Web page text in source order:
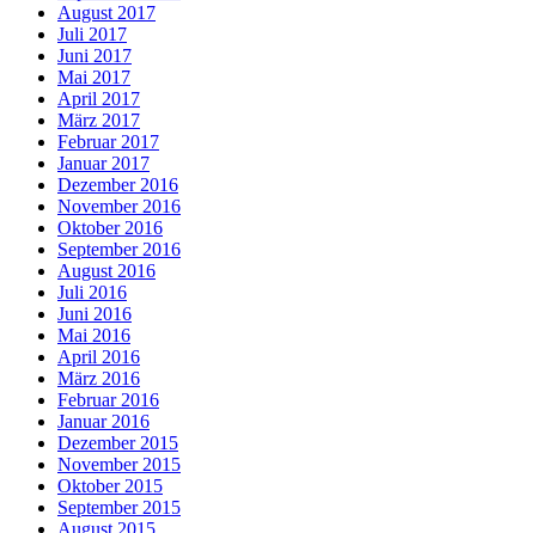
August 2017
Juli 2017
Juni 2017
Mai 2017
April 2017
März 2017
Februar 2017
Januar 2017
Dezember 2016
November 2016
Oktober 2016
September 2016
August 2016
Juli 2016
Juni 2016
Mai 2016
April 2016
März 2016
Februar 2016
Januar 2016
Dezember 2015
November 2015
Oktober 2015
September 2015
August 2015